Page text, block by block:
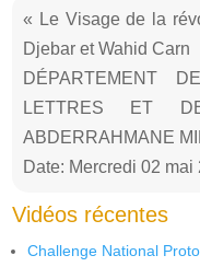
« Le Visage de la
Djebar et Wahid Carn
DÉPARTEMENT
LETTRES ET
ABDERRAHMANE
Date: Mercredi 02 mai
Vidéos récentes
Challenge National